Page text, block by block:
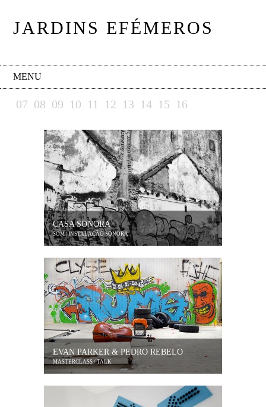
JARDINS EFÉMEROS
MENU
07 08 09 10 11 12 13 14 15 16
CASA SONORA
SOM | INSTALAÇÃO SONORA
EVAN PARKER & PEDRO REBELO
MASTERCLASS / TALK